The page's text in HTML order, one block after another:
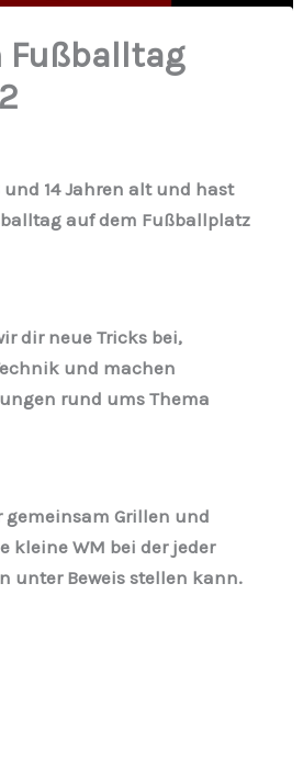
Fußballtag
14 Jahren alt und hast
auf dem Fußballplatz
dir neue Tricks bei,
und machen
rund ums Thema
gemeinsam Grillen und
kleine WM bei der jeder
unter Beweis stellen kann.